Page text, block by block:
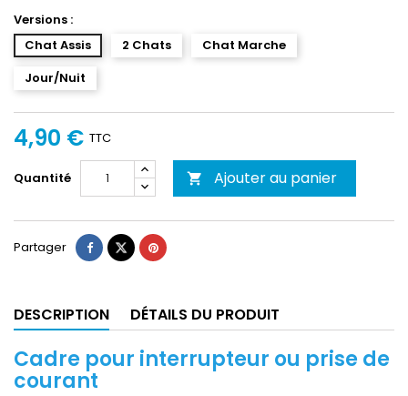
Versions :
Chat Assis
2 Chats
Chat Marche
Jour/Nuit
4,90 € TTC
Quantité  Ajouter au panier
Partager
DESCRIPTION DÉTAILS DU PRODUIT
Cadre pour interrupteur ou prise de
courant